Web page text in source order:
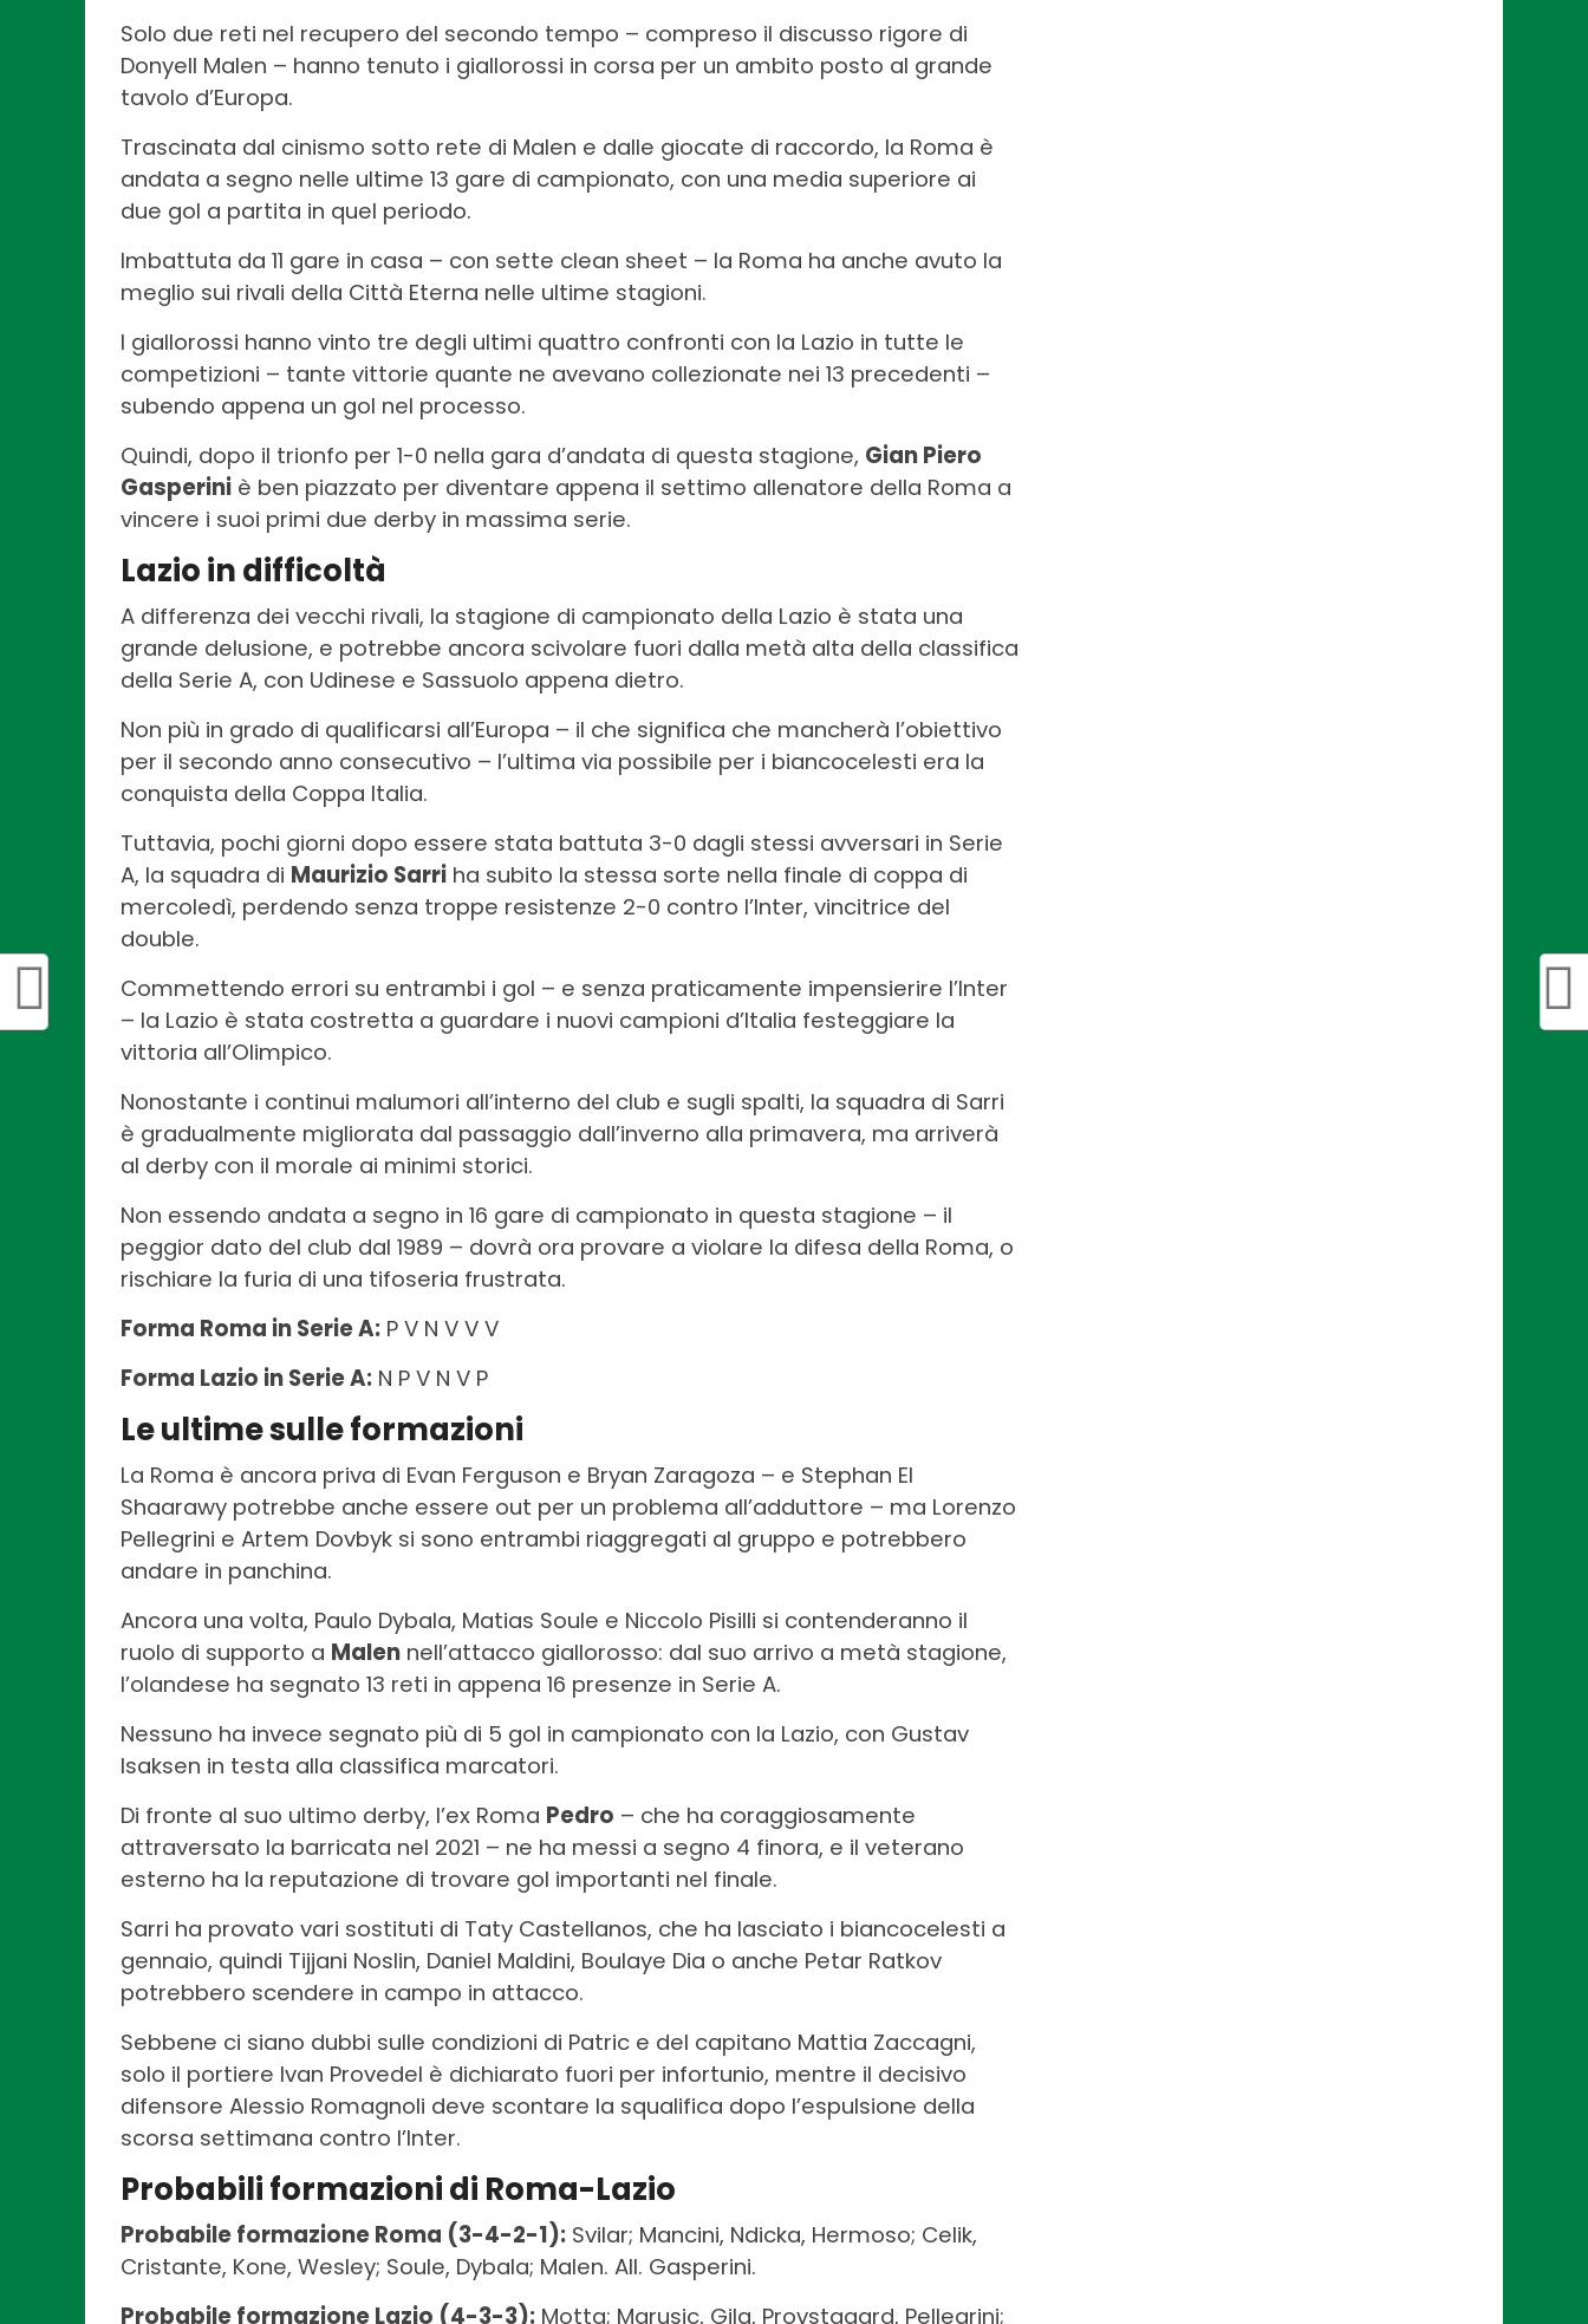
Solo due reti nel recupero del secondo tempo – compreso il discusso rigore di
Donyell Malen – hanno tenuto i giallorossi in corsa per un ambito posto al grande
tavolo d’Europa.
Trascinata dal cinismo sotto rete di Malen e dalle giocate di raccordo, la Roma è
andata a segno nelle ultime 13 gare di campionato, con una media superiore ai
due gol a partita in quel periodo.
Imbattuta da 11 gare in casa – con sette clean sheet – la Roma ha anche avuto la
meglio sui rivali della Città Eterna nelle ultime stagioni.
I giallorossi hanno vinto tre degli ultimi quattro confronti con la Lazio in tutte le
competizioni – tante vittorie quante ne avevano collezionate nei 13 precedenti –
subendo appena un gol nel processo.
Quindi, dopo il trionfo per 1-0 nella gara d’andata di questa stagione, Gian Piero
Gasperini è ben piazzato per diventare appena il settimo allenatore della Roma a
vincere i suoi primi due derby in massima serie.
Lazio in difficoltà
A differenza dei vecchi rivali, la stagione di campionato della Lazio è stata una
grande delusione, e potrebbe ancora scivolare fuori dalla metà alta della classifica
della Serie A, con Udinese e Sassuolo appena dietro.
Non più in grado di qualificarsi all’Europa – il che significa che mancherà l’obiettivo
per il secondo anno consecutivo – l’ultima via possibile per i biancocelesti era la
conquista della Coppa Italia.
Tuttavia, pochi giorni dopo essere stata battuta 3-0 dagli stessi avversari in Serie
A, la squadra di Maurizio Sarri ha subito la stessa sorte nella finale di coppa di
mercoledì, perdendo senza troppe resistenze 2-0 contro l’Inter, vincitrice del
double.
Commettendo errori su entrambi i gol – e senza praticamente impensierire l’Inter
– la Lazio è stata costretta a guardare i nuovi campioni d’Italia festeggiare la
vittoria all’Olimpico.
Nonostante i continui malumori all’interno del club e sugli spalti, la squadra di Sarri
è gradualmente migliorata dal passaggio dall’inverno alla primavera, ma arriverà
al derby con il morale ai minimi storici.
Non essendo andata a segno in 16 gare di campionato in questa stagione – il
peggior dato del club dal 1989 – dovrà ora provare a violare la difesa della Roma, o
rischiare la furia di una tifoseria frustrata.
Forma Roma in Serie A: P V N V V V
Forma Lazio in Serie A: N P V N V P
Le ultime sulle formazioni
La Roma è ancora priva di Evan Ferguson e Bryan Zaragoza – e Stephan El
Shaarawy potrebbe anche essere out per un problema all’adduttore – ma Lorenzo
Pellegrini e Artem Dovbyk si sono entrambi riaggregati al gruppo e potrebbero
andare in panchina.
Ancora una volta, Paulo Dybala, Matias Soule e Niccolo Pisilli si contenderanno il
ruolo di supporto a Malen nell’attacco giallorosso: dal suo arrivo a metà stagione,
l’olandese ha segnato 13 reti in appena 16 presenze in Serie A.
Nessuno ha invece segnato più di 5 gol in campionato con la Lazio, con Gustav
Isaksen in testa alla classifica marcatori.
Di fronte al suo ultimo derby, l’ex Roma Pedro – che ha coraggiosamente
attraversato la barricata nel 2021 – ne ha messi a segno 4 finora, e il veterano
esterno ha la reputazione di trovare gol importanti nel finale.
Sarri ha provato vari sostituti di Taty Castellanos, che ha lasciato i biancocelesti a
gennaio, quindi Tijjani Noslin, Daniel Maldini, Boulaye Dia o anche Petar Ratkov
potrebbero scendere in campo in attacco.
Sebbene ci siano dubbi sulle condizioni di Patric e del capitano Mattia Zaccagni,
solo il portiere Ivan Provedel è dichiarato fuori per infortunio, mentre il decisivo
difensore Alessio Romagnoli deve scontare la squalifica dopo l’espulsione della
scorsa settimana contro l’Inter.
Probabili formazioni di Roma-Lazio
Probabile formazione Roma (3-4-2-1): Svilar; Mancini, Ndicka, Hermoso; Celik,
Cristante, Kone, Wesley; Soule, Dybala; Malen. All. Gasperini.
Probabile formazione Lazio (4-3-3): Motta; Marusic, Gila, Provstgaard, Pellegrini;